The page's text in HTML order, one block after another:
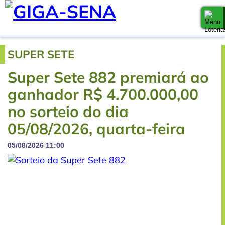
SUPER SETE
Super Sete 882 premiará ao
ganhador R$ 4.700.000,00
no sorteio do dia
05/08/2026, quarta-feira
05/08/2026 11:00